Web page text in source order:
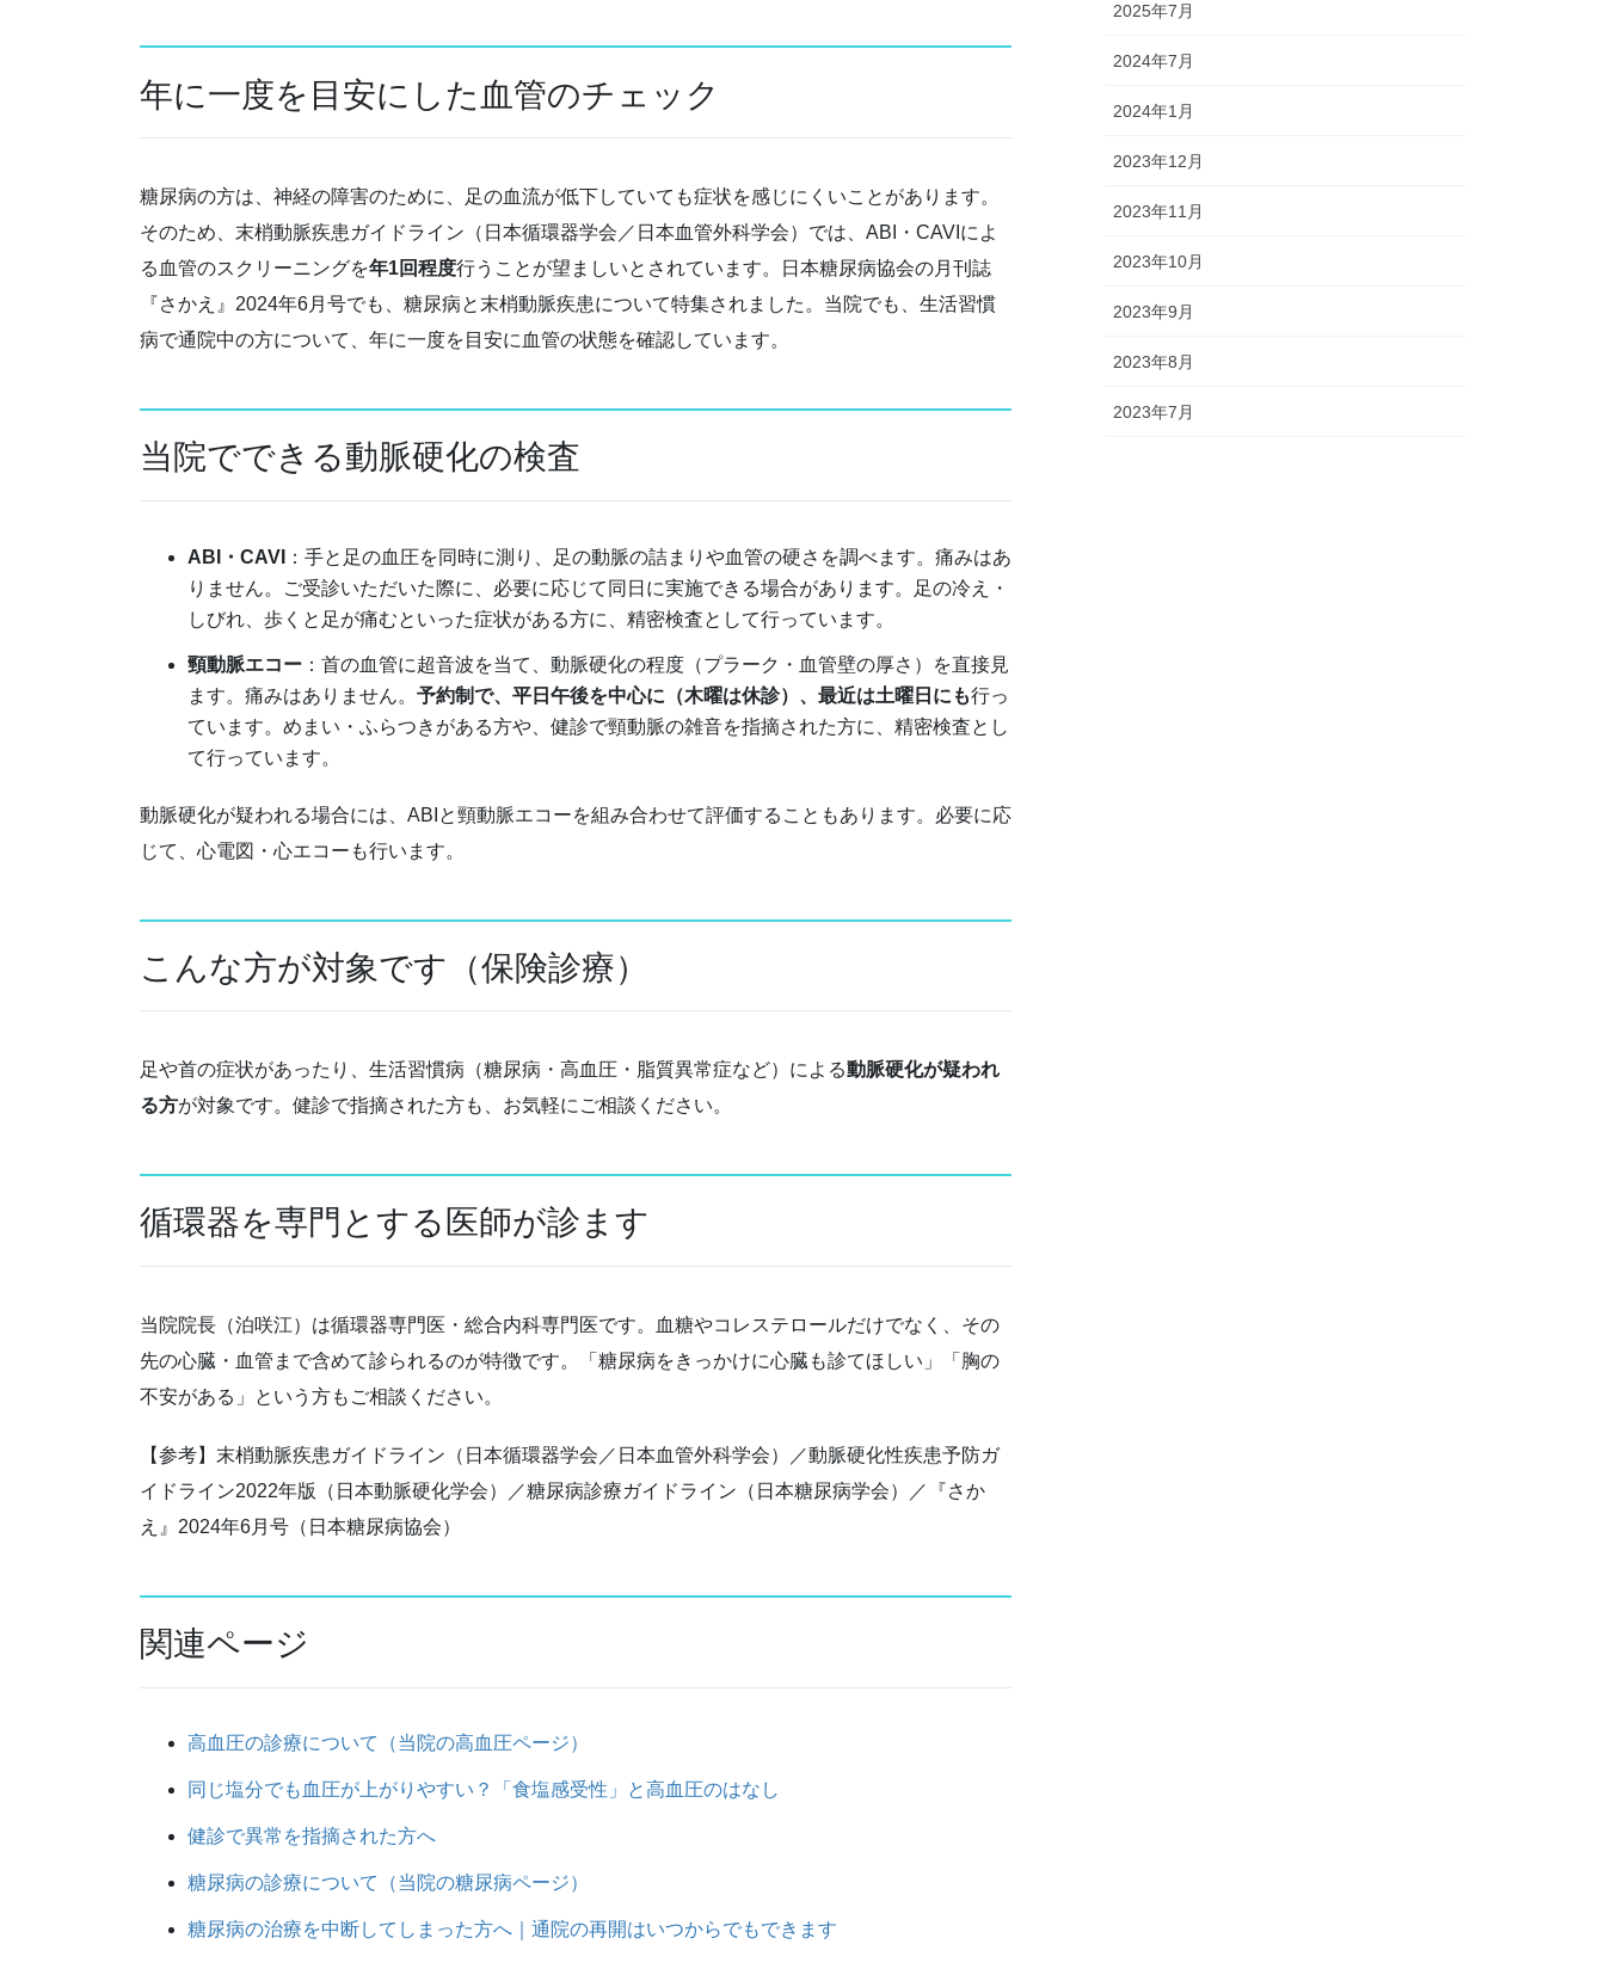
年に一度を目安にした血管のチェック
糖尿病の方は、神経の障害のために、足の血流が低下していても症状を感じにくいことがあります。
そのため、末梢動脈疾患ガイドライン（日本循環器学会／日本血管外科学会）では、ABI・CAVIによ
る血管のスクリーニングを年1回程度行うことが望ましいとされています。日本糖尿病協会の月刊誌
『さかえ』2024年6月号でも、糖尿病と末梢動脈疾患について特集されました。当院でも、生活習慣
病で通院中の方について、年に一度を目安に血管の状態を確認しています。
当院でできる動脈硬化の検査
ABI・CAVI
：手と足の血圧を同時に測り、足の動脈の詰まりや血管の硬さを調べます。痛みはあ
りません。ご受診いただいた際に、必要に応じて同日に実施できる場合があります。足の冷え・
しびれ、歩くと足が痛むといった症状がある方に、精密検査として行っています。
頸動脈エコー ：首の血管に超音波を当て、動脈硬化の程度（プラーク・血管壁の厚さ）を直接見
ます。痛みはありません。 予約制で、平日午後を中心に（木曜は休診）、最近は土曜日にも行っ
ています。めまい・ふらつきがある方や、健診で頸動脈の雑音を指摘された方に、精密検査とし
て行っています。
動脈硬化が疑われる場合には、ABIと頸動脈エコーを組み合わせて評価することもあります。必要に応
じて、心電図・心エコーも行います。
こんな方が対象です（保険診療）
足や首の症状があったり、生活習慣病（糖尿病・高血圧・脂質異常症など）による動脈硬化が疑われ
る方が対象です。健診で指摘された方も、お気軽にご相談ください。
循環器を専門とする医師が診ます
当院院長（泊咲江）は循環器専門医・総合内科専門医です。血糖やコレステロールだけでなく、その
先の心臓・血管まで含めて診られるのが特徴です。「糖尿病をきっかけに心臓も診てほしい」「胸の
不安がある」という方もご相談ください。
【参考】末梢動脈疾患ガイドライン（日本循環器学会／日本血管外科学会）／動脈硬化性疾患予防ガ
イドライン2022年版（日本動脈硬化学会）／糖尿病診療ガイドライン（日本糖尿病学会）／『さか
え』2024年6月号（日本糖尿病協会）
関連ページ
高血圧の診療について（当院の高血圧ページ）
同じ塩分でも血圧が上がりやすい？「食塩感受性」と高血圧のはなし
健診で異常を指摘された方へ
糖尿病の診療について（当院の糖尿病ページ）
糖尿病の治療を中断してしまった方へ｜通院の再開はいつからでもできます
2025年7月
2024年7月
2024年1月
2023年12月
2023年11月
2023年10月
2023年9月
2023年8月
2023年7月